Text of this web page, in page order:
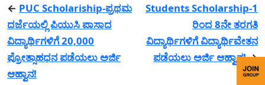
← PUC Scholariship-ಪ್ರಥಮ
ದರ್ಜೆಯಲ್ಲಿ ಪಿಯುಸಿ ಪಾಸಾದ
ವಿದ್ಯಾರ್ಥಿಗಳಿಗೆ 20,000
ಪ್ರೋತ್ಸಾಹಧನ ಪಡೆಯಲು ಅರ್ಜಿ
ಆಹ್ವಾನ!
Students Scholarship-1
ರಿಂದ 8ನೇ ತರಗತಿ
ವಿದ್ಯಾರ್ಥಿಗಳಿಗೆ ವಿದ್ಯಾರ್ಥಿವೇತನ
ಪಡೆಯಲು ಅರ್ಜಿ ಆಹ್ವಾನ!→